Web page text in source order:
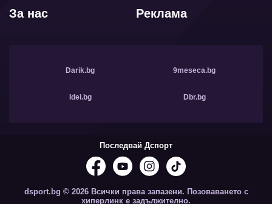
Реклама
За нас
Darik.bg 9meseca.bg
Idei.bg Dbr.bg
Последвай Дспорт
dsport.bg © 2026 Всички права запазени. Позоваването с
хиперлинк е задължително.